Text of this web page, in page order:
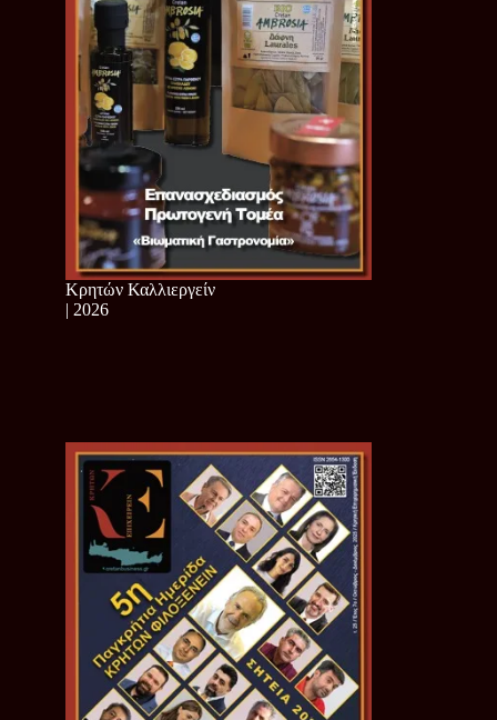
Κρητών Καλλιεργείν
| 2026